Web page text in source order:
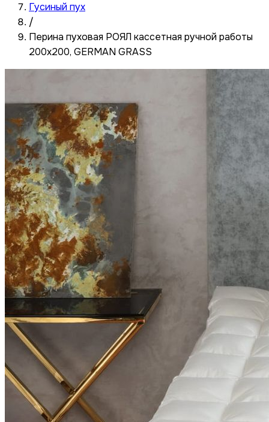
Гусиный пух
/
Перина пуховая РОЯЛ кассетная ручной работы
200x200, GERMAN GRASS